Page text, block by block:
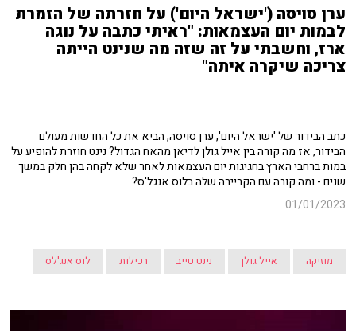
ערן סויסה ('ישראל היום') על חזרתה של הזמרת
לבמות יום העצמאות: "ראיתי כתבה על נוגה
ארז, וחשבתי על זה שזה מה שנינט הייתה
צריכה שיקרה איתה"
כתב הבידור של 'ישראל היום', ערן סויסה, הביא את כל החדשות מעולם
הבידור, אז מה קורה בין אייל גולן לדיאן מהאח הגדול? נינט חוזרת להופיע על
במות ברחבי הארץ בחגיגות יום העצמאות לאחר שלא לקחה בהן חלק במשך
שנים - ומה קורה עם הקריירה שלה בלוס אנגל'ס?
01/01/2023
מוזיקה אייל גולן נינט טייב רכילות לוס אנג'לס